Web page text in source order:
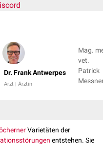
Dr. Frank Antwerpes
Arzt | Ärztin
Mag.
vet.
Patrick
Varietäten der
entstehen. Sie